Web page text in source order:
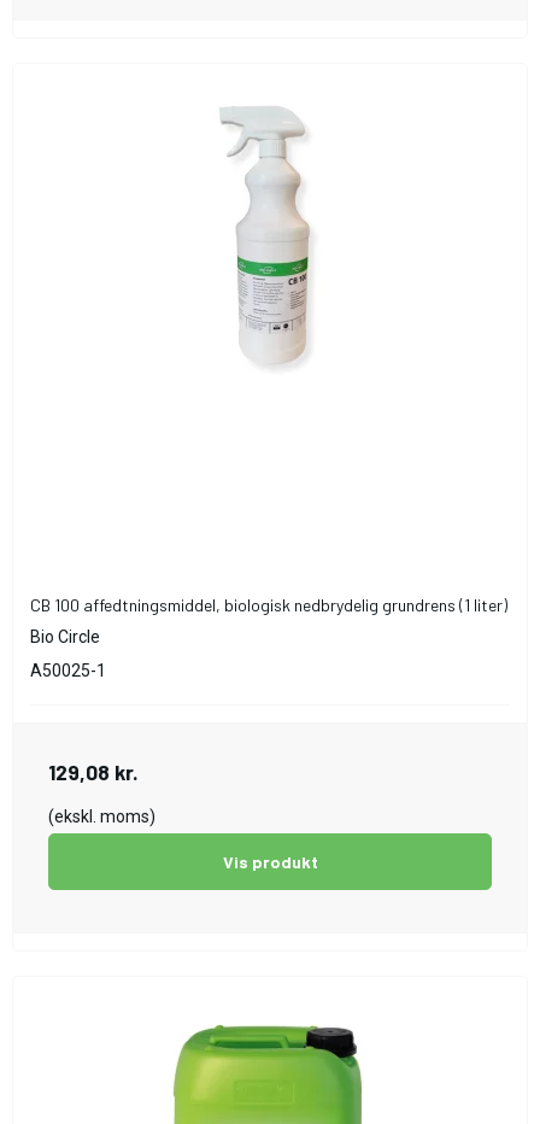
CB 100 affedtningsmiddel, biologisk nedbrydelig grundrens (1 liter)
Bio Circle
A50025-1
129,08 kr.
(ekskl. moms)
Vis produkt